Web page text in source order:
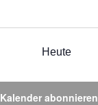
Heute
Kalender abonnieren